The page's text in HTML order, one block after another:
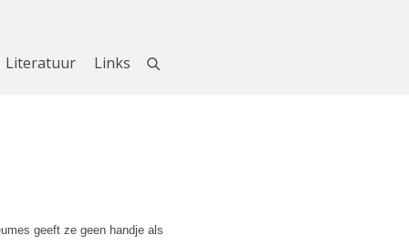
Literatuur Links
geeft ze geen handje als